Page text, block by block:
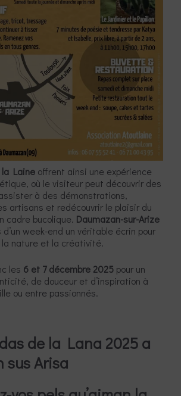
la Laine offrent ainsi une expérience
où le visiteur peut découvrir des
à des démonstrations,
artisans et redécouvrir le plaisir du
cadre bucolique. Daumazan-sur-Arize
week-end un véritable écrin pour
la nature et la créativité.
les 6 et 7 décembre 2025 pour un
de douceur et d’inspiration à
ou entre passionnés.
de la Lana 2025 a
sus Arisa